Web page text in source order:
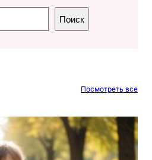
Поиск
Посмотреть все